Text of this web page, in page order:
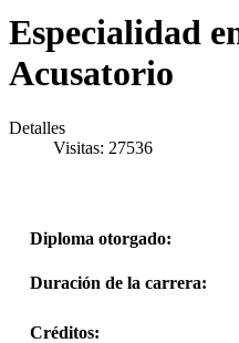
Especialidad
Acusatorio
Detalles
Visitas: 27536
Diploma otorgado:
Duración de la carrera:
Créditos: